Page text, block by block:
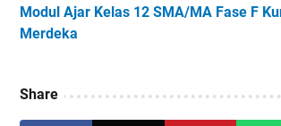
Modul Ajar Kelas 12 SMA/MA Fase F
Merdeka
Share